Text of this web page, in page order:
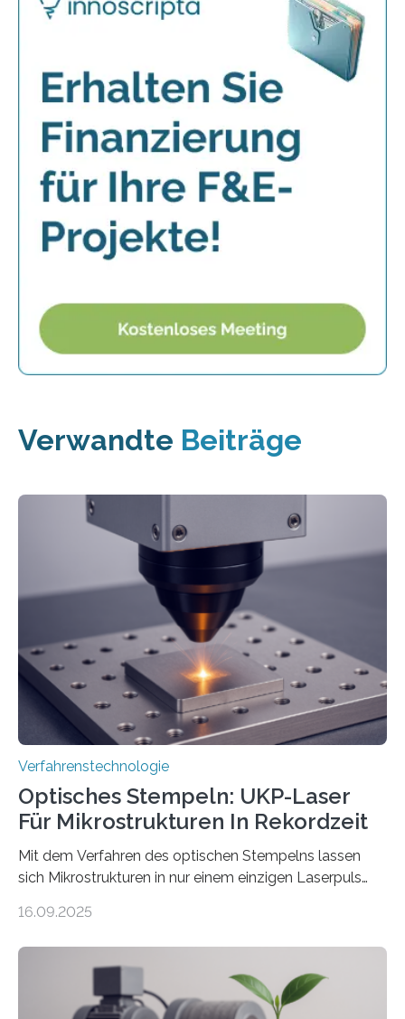
Verwandte Beiträge
Verfahrenstechnologie
Optisches Stempeln: UKP-Laser
Für Mikrostrukturen In Rekordzeit
Mit dem Verfahren des optischen Stempelns lassen
sich Mikrostrukturen in nur einem einzigen Laserpuls
zeitaufwändiges Abscannen der Fläche. Am Fraunhofer
RWTH Aachen den Strahl eines Ultrakurzpulslasers
mithilfe eines Spatial Light Modulators (SLM) exakt in
das gewünschte Muster und bringen es direkt auf die
16.09.2025